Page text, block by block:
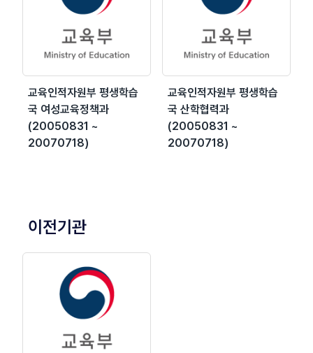
교육인적자원부 평생학습
국 여성교육정책과
(20050831 ~
20070718)
교육인적자원부 평생학습
국 산학협력과
(20050831 ~
20070718)
이전기관